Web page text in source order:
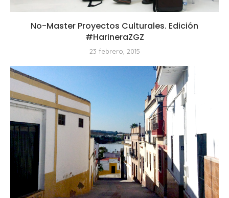
No-Master Proyectos Culturales. Edición
#HarineraZGZ
23 febrero, 2015